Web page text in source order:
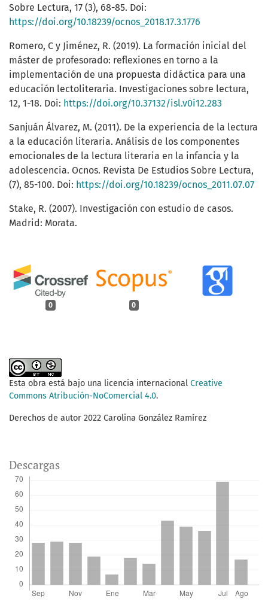
0 0
Sobre Lectura, 17 (3), 68-85. Doi:
https://doi.org/10.18239/ocnos_2018.17.3.1776
Romero, C y Jiménez, R. (2019). La formación inicial del
máster de profesorado: reflexiones en torno a la
implementación de una propuesta didáctica para una
educación lectoliteraria. Investigaciones sobre lectura,
12, 1-18. Doi: https://doi.org/10.37132/isl.v0i12.283
Sanjuán Álvarez, M. (2011). De la experiencia de la lectura
a la educación literaria. Análisis de los componentes
emocionales de la lectura literaria en la infancia y la
adolescencia. Ocnos. Revista De Estudios Sobre Lectura,
(7), 85-100. Doi: https://doi.org/10.18239/ocnos_2011.07.07
Stake, R. (2007). Investigación con estudio de casos.
Madrid: Morata.
Esta obra está bajo una licencia internacional Creative
Commons Atribución-NoComercial 4.0.
Derechos de autor 2022 Carolina González Ramírez
Descargas